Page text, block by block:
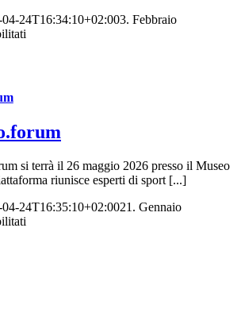
04-24T16:34:10+02:003. Febbraio
si terrà il 26 maggio 2026 presso il Museo
riunisce esperti di sport [...]
04-24T16:35:10+02:0021. Gennaio